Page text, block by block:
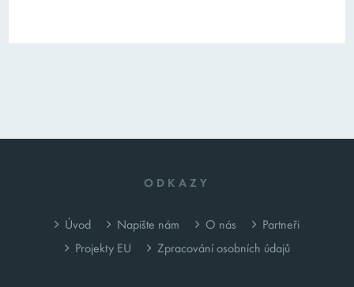
ODKAZY
Úvod Napište nám O nás
Partneři
Projekty EU
Zpracování osobních údajů